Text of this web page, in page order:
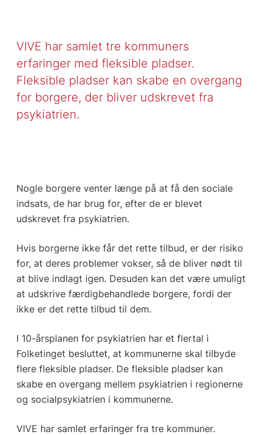
VIVE har samlet tre kommuners
erfaringer med fleksible pladser.
Fleksible pladser kan skabe en overgang
for borgere, der bliver udskrevet fra
psykiatrien.
Nogle borgere venter længe på at få den sociale
indsats, de har brug for, efter de er blevet
udskrevet fra psykiatrien.
Hvis borgerne ikke får det rette tilbud, er der risiko
for, at deres problemer vokser, så de bliver nødt til
at blive indlagt igen. Desuden kan det være umuligt
at udskrive færdigbehandlede borgere, fordi der
ikke er det rette tilbud til dem.
I 10-årsplanen for psykiatrien har et flertal i
Folketinget besluttet, at kommunerne skal tilbyde
flere fleksible pladser. De fleksible pladser kan
skabe en overgang mellem psykiatrien i regionerne
og socialpsykiatrien i kommunerne.
VIVE har samlet erfaringer fra tre kommuner.